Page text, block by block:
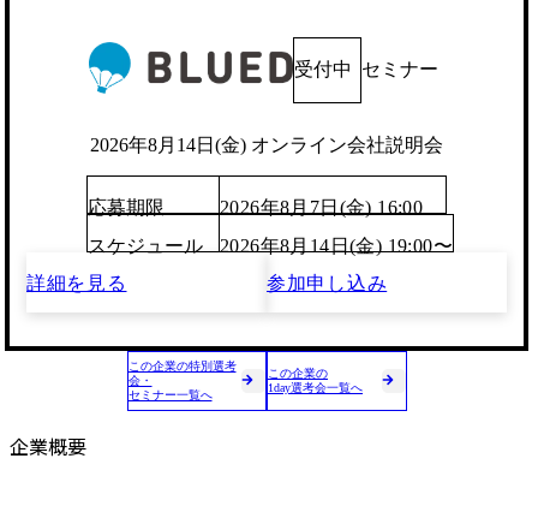
受付中 セミナー
2026年8月14日(金) オンライン会社説明会
応募期限
2026年8月7日(金) 16:00
スケジュール
2026年8月14日(金) 19:00〜
詳細を見る
参加申し込み
この企業の特別選考
会・
セミナー一覧へ
この企業の
1day選考会一覧へ
企業概要